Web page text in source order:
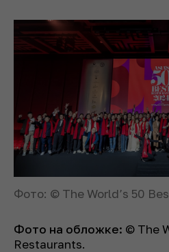
Фото: © The World’s 50
Фото на обложке: © The
Restaurants.